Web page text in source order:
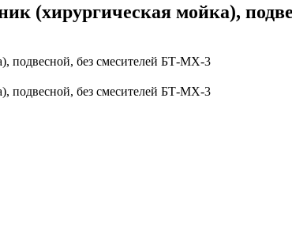
(хирургическая мойка),